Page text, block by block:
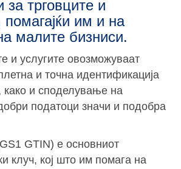
трговците и
им и на
малите бизниси.
и услугите овозможуваат
и точна идентификација
како и споделување на
податоци значи и подобра
GTIN) е основниот
клуч, кој што им помага на